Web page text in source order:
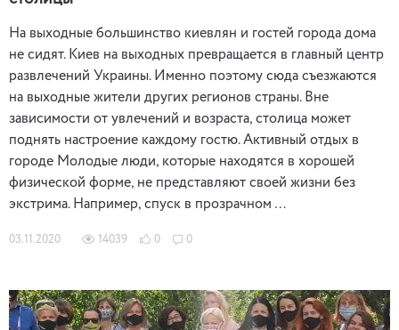
На выходные большинство киевлян и гостей города дома
не сидят. Киев на выходных превращается в главный центр
развлечений Украины. Именно поэтому сюда съезжаются
на выходные жители других регионов страны. Вне
зависимости от увлечений и возраста, столица может
поднять настроение каждому гостю. Активный отдых в
городе Молодые люди, которые находятся в хорошей
физической форме, не представляют своей жизни без
экстрима. Например, спуск в прозрачном …
03.11.2020 14039 0 0